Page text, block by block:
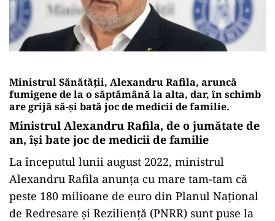
Ministrul Sănătății, Alexandru Rafila, aruncă
fumigene de la o săptămână la alta, dar, în schimb
are grijă să-și bată joc de medicii de familie.
Ministrul Alexandru Rafila, de o jumătate de
an, își bate joc de medicii de familie
La începutul lunii august 2022, ministrul
Alexandru Rafila anunța cu mare tam-tam că
peste 180 milioane de euro din Planul Național
de Redresare și Reziliență (PNRR) sunt puse la